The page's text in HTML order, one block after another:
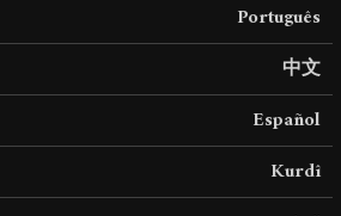
Português
中文
Español
Kurdî